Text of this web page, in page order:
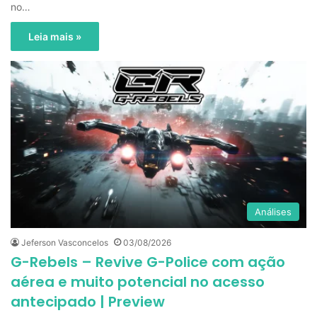
no…
Leia mais »
Análises
Jeferson Vasconcelos 03/08/2026
G-Rebels – Revive G-Police com ação
aérea e muito potencial no acesso
antecipado | Preview